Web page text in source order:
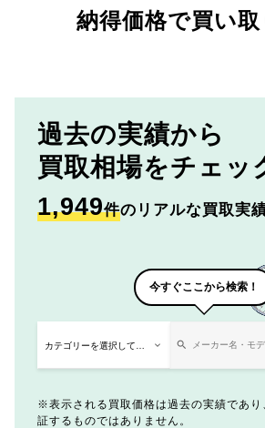
納得価格で買い
過去の実績から
買取相場をチェッ
1,949件のリアルな買取実
今すぐここから検索！
表示される買取価格は過去の実績であ
証するものではありません。